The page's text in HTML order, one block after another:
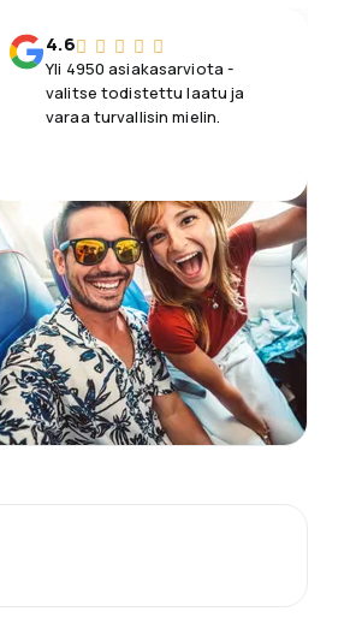
4.6
Yli 4950 asiakasarviota -
valitse todistettu laatu ja
varaa turvallisin mielin.